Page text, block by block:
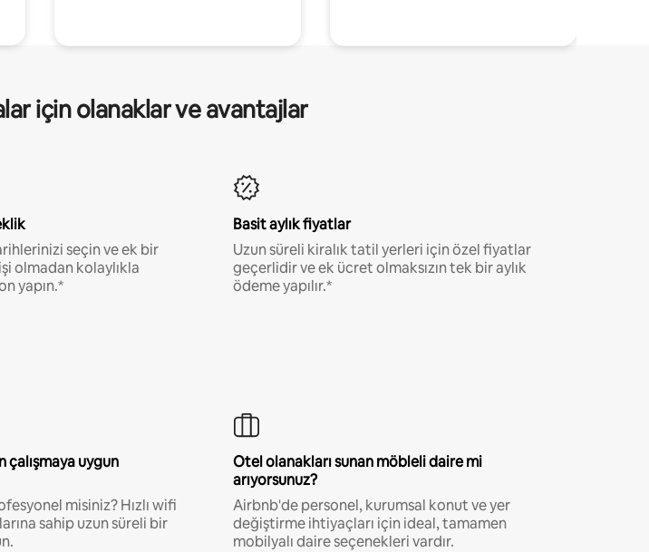
için olanaklar ve avantajlar
seçin ve ek bir
olmadan kolaylıkla
yapın.*
Basit aylık fiyatlar
Uzun süreli kiralık tatil yerleri için özel fiyatlar
geçerlidir ve ek ücret olmaksızın tek bir aylık
ödeme yapılır.*
uygun
misiniz? Hızlı wifi
sahip uzun süreli bir
Otel olanakları sunan möbleli daire mi
arıyorsunuz?
Airbnb'de personel, kurumsal konut ve yer
değiştirme ihtiyaçları için ideal, tamamen
mobilyalı daire seçenekleri vardır.